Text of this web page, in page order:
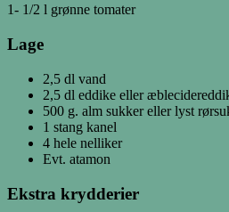
1- 1/2 l grønne tomater
Lage
2,5 dl vand
2,5 dl eddike eller
500 g. alm sukker eller lyst
1 stang kanel
4 hele nelliker
Evt. atamon
Ekstra krydderier